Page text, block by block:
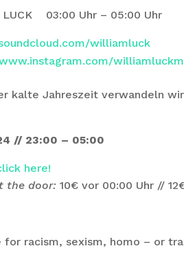
LUCK 03:00 Uhr – 05:00 Uhr
williamluck
kalte Jahreszeit verwandeln
// 23:00 – 05:00
here!
the door: 10€ vor 00:00 Uhr //
for racism, sexism, homo – or